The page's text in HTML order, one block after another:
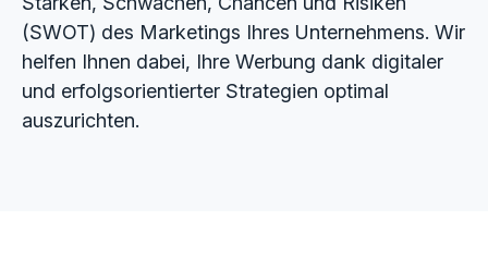
(SWOT) des Marketings Ihres Unternehmens. Wir
helfen Ihnen dabei, Ihre Werbung dank digitaler
und erfolgsorientierter Strategien optimal
auszurichten.